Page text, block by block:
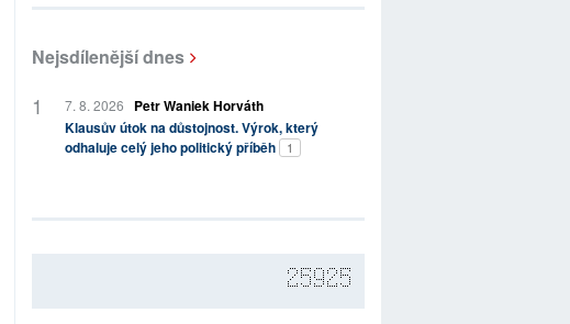
Nejsdílenější dnes
7. 8. 2026
Petr Waniek Horváth
Klausův útok na důstojnost. Výrok, který
odhaluje celý jeho politický příběh
1
25925